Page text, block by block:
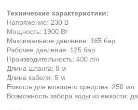
Технические характеристики:
Напряжение: 230 В
Мощность: 1900 Вт
Максимальное давление: 165 бар
Рабочее давление: 125 бар
Производительность: 400 л/ч
Длина шланга: 8 м
Длина кабеля: 5 м
Емкость для моющего средства: 250 мл
Возможность забора воды из емкости: да